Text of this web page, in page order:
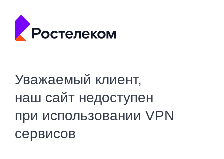
Уважаемый клиент,
наш сайт недоступен
при использовании VPN
сервисов